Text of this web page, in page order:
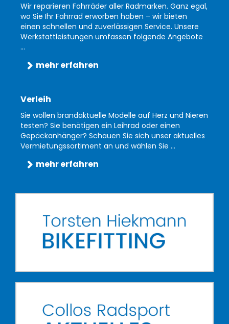
Wir reparieren Fahrräder aller Radmarken. Ganz egal,
wo Sie Ihr Fahrrad erworben haben – wir bieten
einen schnellen und zuverlässigen Service. Unsere
Werkstattleistungen umfassen folgende Angebote
...
mehr erfahren
Verleih
Sie wollen brandaktuelle Modelle auf Herz und Nieren
testen? Sie benötigen ein Leihrad oder einen
Gepäckanhänger? Schauen Sie sich unser aktuelles
Vermietungssortiment an und wählen Sie ...
mehr erfahren